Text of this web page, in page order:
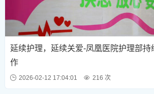
延续护理，延续关爱-凤凰医院护理部持
作
2026-02-12 17:04:01 216 次